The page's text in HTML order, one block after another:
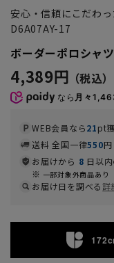
安心・信頼にこだわ
D6A07AY-17
ボーダーポロシャ
4,389円
なら 月々
WEB会員なら21pt
送料 全国一律550
お届けから 8 日以
一部対象外商品あり
お届け日を調べる詳